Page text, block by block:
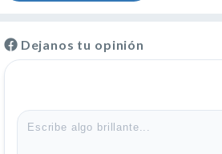
Dejanos tu opinión